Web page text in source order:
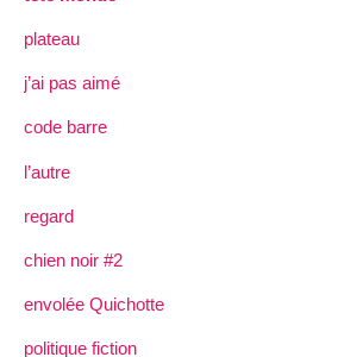
plateau
j’ai pas aimé
code barre
l’autre
regard
chien noir #2
envolée Quichotte
politique fiction